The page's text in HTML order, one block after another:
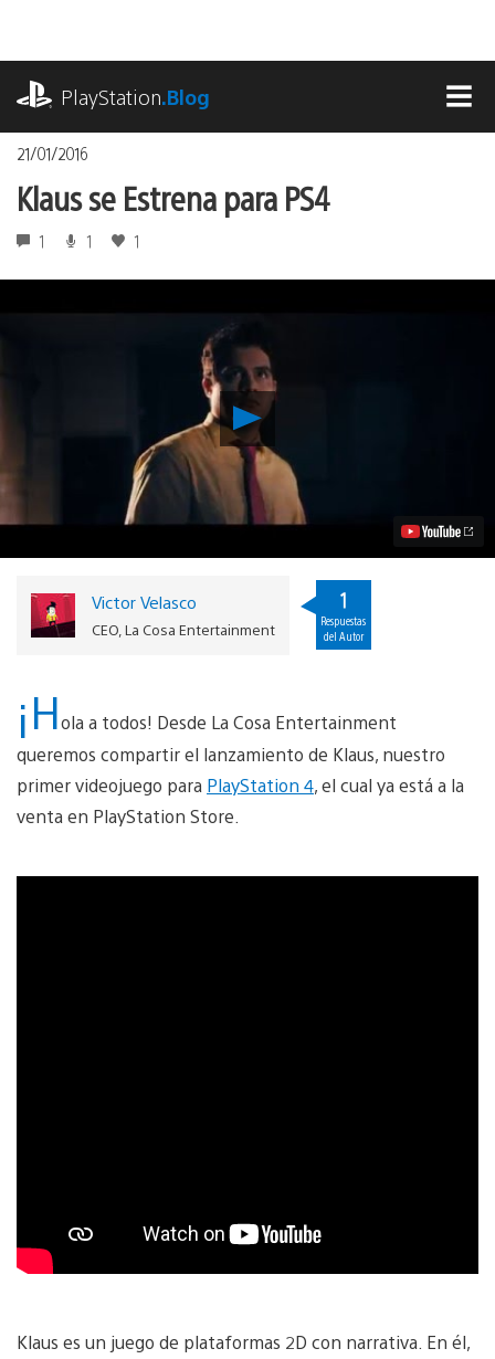
contenido
PlayStation.Blog
21/01/2016
Klaus se Estrena para PS4
1 1 1
Reproducir
se
Estrena
para
PS4
Video
Victor Velasco
CEO, La Cosa Entertainment
1
Respuestas
del Autor
¡Hola a todos! Desde La Cosa Entertainment
queremos compartir el lanzamiento de Klaus, nuestro
primer videojuego para PlayStation 4, el cual ya está a la
venta en PlayStation Store.
Klaus es un juego de plataformas 2D con narrativa. En él,